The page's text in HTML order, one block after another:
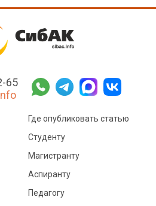
65
Где опубликовать статью
Студенту
Магистранту
Аспиранту
Педагогу